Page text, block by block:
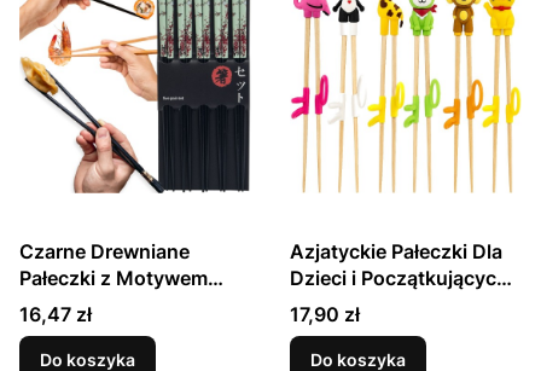
Czarne Drewniane
Pałeczki z Motywem
Kwiatów i Ptaków 5 Par
22,5cm EMRO AZIATICA
Cena
16,47 zł
Do koszyka
Azjatyckie Pałeczki Dla
Dzieci i Początkujących
z Silikonowym
Pomocnikiem Różne
Zwierzęce Wzory
Cena
17,90 zł
Do koszyka